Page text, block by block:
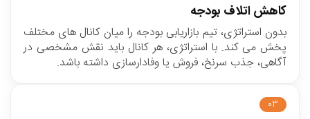
کاهش اتلاف بودجه
بدون استراتژی، تیم بازاریابی بودجه را میان کانال های مختلف
پخش می کند. با استراتژی، هر کانال باید نقش مشخصی در
آگاهی، جذب سرنخ، فروش یا وفادارسازی داشته باشد.
03